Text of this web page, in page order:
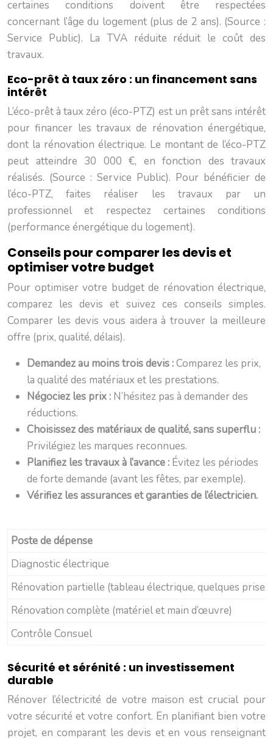
certaines conditions doivent être respectées
concernant l’âge du logement (plus de 2 ans). (Source :
Service Public). La TVA réduite réduit le coût des
travaux.
Eco-prêt à taux zéro : un financement sans
intérêt
L’éco-prêt à taux zéro (éco-PTZ) est un prêt sans intérêt
pour financer les travaux de rénovation énergétique,
dont la rénovation électrique. Le montant de l’éco-PTZ
peut atteindre 30 000 €, en fonction des travaux
réalisés. (Source : Service Public). Pour bénéficier de
l’éco-PTZ, faites réaliser les travaux par un
professionnel et respectez certaines conditions
(performance énergétique du logement).
Conseils pour comparer les devis et
optimiser votre budget
Pour optimiser votre budget de rénovation électrique,
comparez les devis et suivez ces conseils simples.
Comparer les devis vous aidera à trouver la meilleure
offre (prix, qualité, délais).
Demandez au moins trois devis :Comparez les prix,
la qualité des matériaux et les prestations.
Négociez les prix : N’hésitez pas à demander des
réductions.
Choisissez des matériaux de qualité, sans superflu :
Privilégiez les marques reconnues.
Planifiez les travaux à l’avance : Évitez les périodes
de forte demande (avant les fêtes, par exemple).
Vérifiez les assurances et garanties de l’électricien.
Poste de dépense
Diagnostic électrique
Rénovation partielle (tableau électrique, quelques prises)
Rénovation complète (matériel et main d’œuvre)
Contrôle Consuel
Sécurité et sérénité : un investissement
durable
Rénover l’électricité de votre maison est crucial pour
votre sécurité et votre confort. En planifiant bien votre
projet, en comparant les devis et en vous renseignant